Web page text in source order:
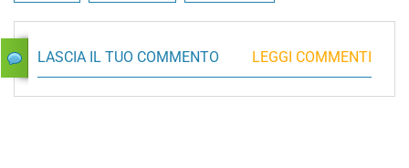
LASCIA IL TUO COMMENTO LEGGI COMMENTI